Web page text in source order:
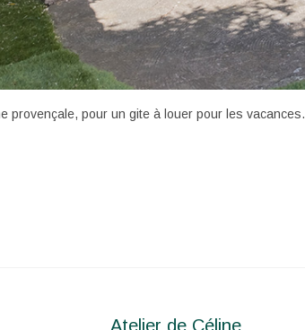
provençale, pour un gite à louer pour les vacances.
Atelier de Céline